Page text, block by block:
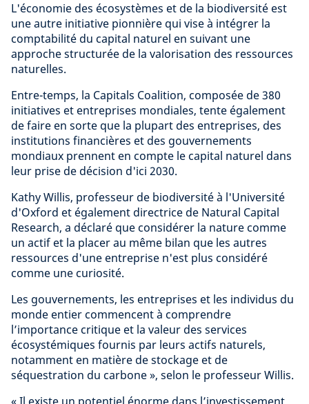
L'économie des écosystèmes et de la biodiversité est
une autre initiative pionnière qui vise à intégrer la
comptabilité du capital naturel en suivant une
approche structurée de la valorisation des ressources
naturelles.
Entre-temps, la Capitals Coalition, composée de 380
initiatives et entreprises mondiales, tente également
de faire en sorte que la plupart des entreprises, des
institutions financières et des gouvernements
mondiaux prennent en compte le capital naturel dans
leur prise de décision d'ici 2030.
Kathy Willis, professeur de biodiversité à l'Université
d'Oxford et également directrice de Natural Capital
Research, a déclaré que considérer la nature comme
un actif et la placer au même bilan que les autres
ressources d'une entreprise n'est plus considéré
comme une curiosité.
Les gouvernements, les entreprises et les individus du
monde entier commencent à comprendre
l’importance critique et la valeur des services
écosystémiques fournis par leurs actifs naturels,
notamment en matière de stockage et de
séquestration du carbone », selon le professeur Willis.